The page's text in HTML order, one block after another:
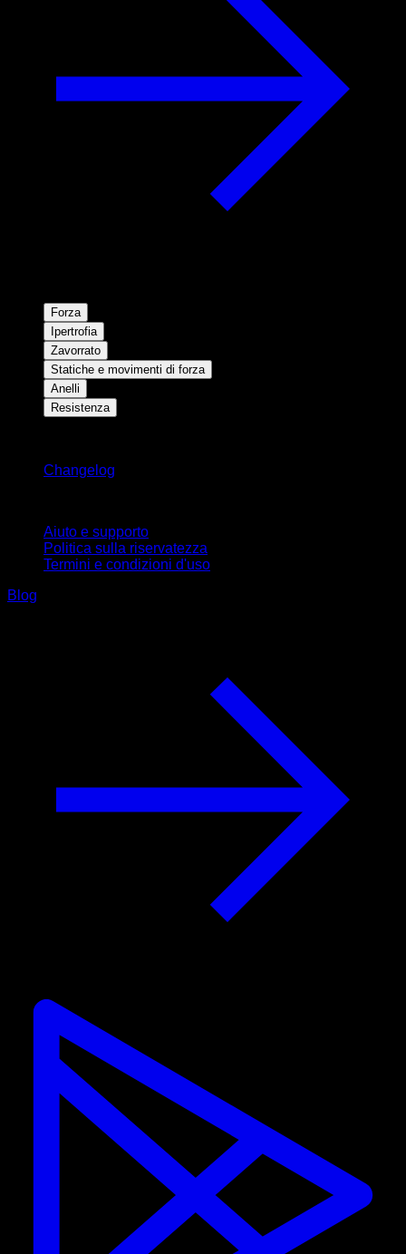
Forza
Ipertrofia
Zavorrato
Statiche e movimenti di forza
Anelli
Resistenza
Changelog
Aiuto e supporto
Politica sulla riservatezza
Termini e condizioni d'uso
Blog